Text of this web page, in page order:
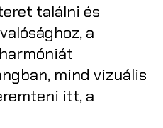
találni és
a
mind vizuális
itt, a